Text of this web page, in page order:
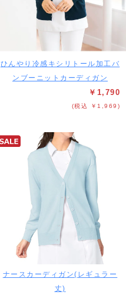
ひんやり冷感キシリトール加工バ
ンブーニットカーディガン
￥1,790
(税込 ￥1,969)
ナースカーディガン(レギュラー
丈)